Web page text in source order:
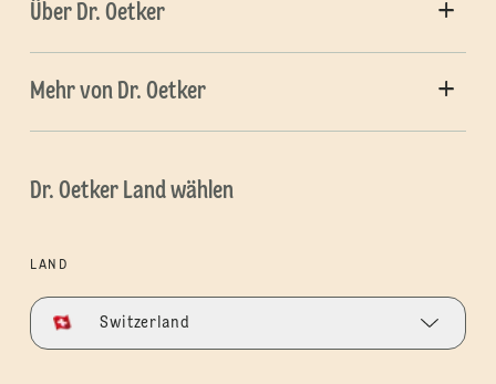
Über Dr. Oetker
Mehr von Dr. Oetker
Dr. Oetker Land wählen
LAND
Switzerland